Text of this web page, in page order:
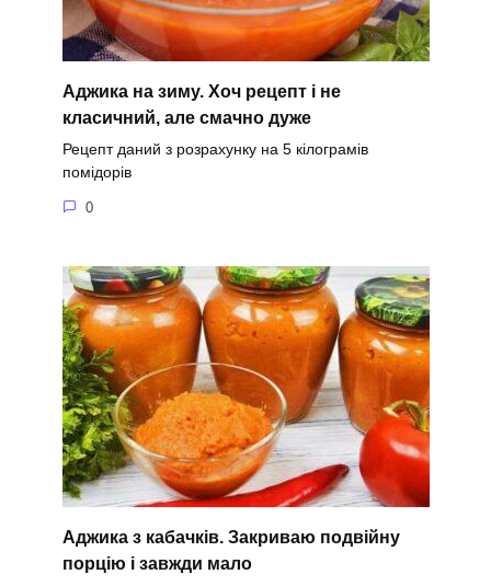
Аджика на зиму. Хоч рецепт і не
класичний, але смачно дуже
Рецепт даний з розрахунку на 5 кілограмів
помідорів
0
Аджика з кабачків. Закриваю подвійну
порцію і завжди мало